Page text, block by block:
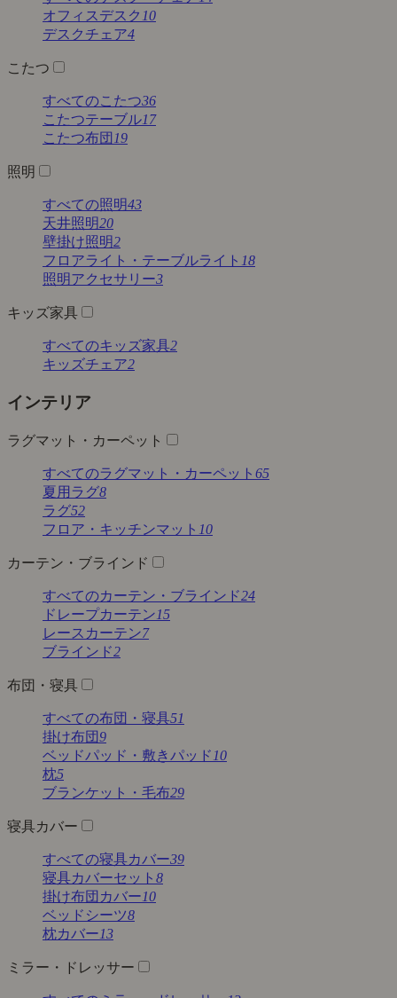
オフィスデスク 10
デスクチェア4
こたつ
すべてのこたつ36
こたつテーブル17
こたつ布団 19
照明
すべての照明43
天井照明20
壁掛け照明2
フロアライト・テーブルライト 18
照明アクセサリー3
キッズ家具
すべてのキッズ家具2
キッズチェア2
インテリア
ラグマット・カーペット
すべてのラグマット・カーペット 65
夏用ラグ8
ラグ52
フロア・キッチンマット 10
カーテン・ブラインド
すべてのカーテン・ブラインド24
ドレープカーテン15
レースカーテン7
ブラインド2
布団・寝具
すべての布団・寝具51
掛け布団9
ベッドパッド・敷きパッド 10
枕5
ブランケット・毛布29
寝具カバー
すべての寝具カバー39
寝具カバーセット 8
掛け布団カバー10
ベッドシーツ8
枕カバー13
ミラー・ドレッサー